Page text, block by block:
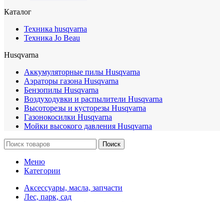
Каталог
Техника husqvarna
Техника Jo Beau
Husqvarna
Аккумуляторные пилы Husqvarna
Аэраторы газона Husqvarna
Бензопилы Husqvarna
Воздуходувки и распылители Husqvarna
Высоторезы и кусторезы Husqvarna
Газонокосилки Husqvarna
Мойки высокого давления Husqvarna
Поиск
Меню
Категории
Аксессуары, масла, запчасти
Лес, парк, сад